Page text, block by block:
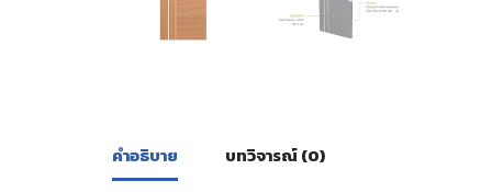
คำอธิบาย บทวิจารณ์ (0)